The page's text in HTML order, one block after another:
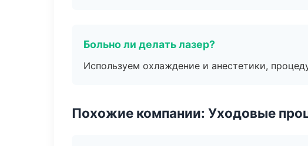
Больно ли делать лазер?
Используем охлаждение и анестетики,
Похожие компании: Уходовые